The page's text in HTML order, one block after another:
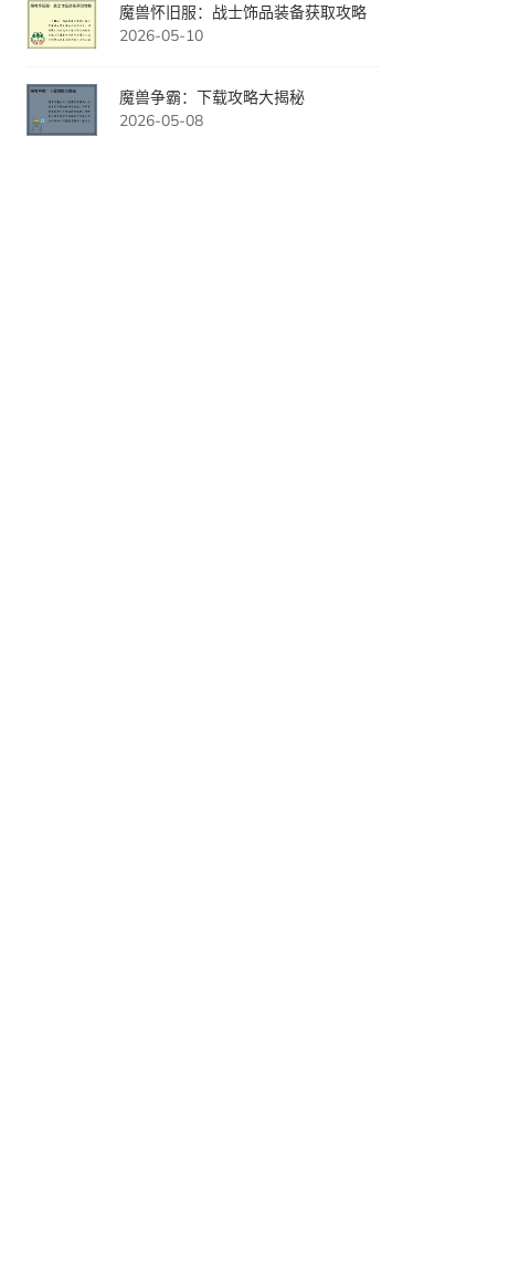
魔兽怀旧服：战士饰品装备获取攻略
2026-05-10
魔兽争霸：下载攻略大揭秘
2026-05-08